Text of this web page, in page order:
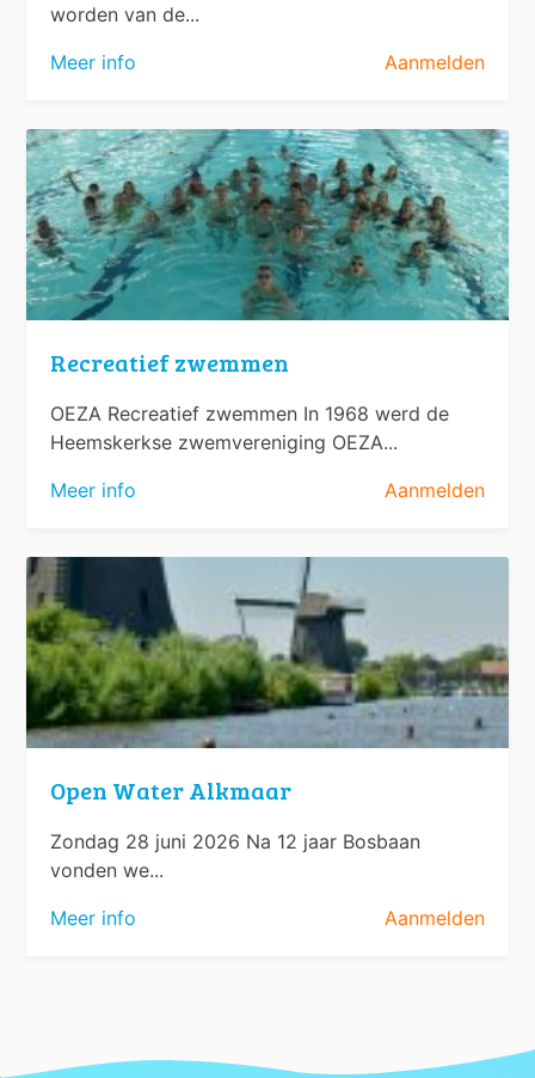
worden van de...
Meer info
Aanmelden
Recreatief zwemmen
OEZA Recreatief zwemmen In 1968 werd de
Heemskerkse zwemvereniging OEZA...
Meer info
Aanmelden
Open Water Alkmaar
Zondag 28 juni 2026 Na 12 jaar Bosbaan
vonden we...
Meer info
Aanmelden